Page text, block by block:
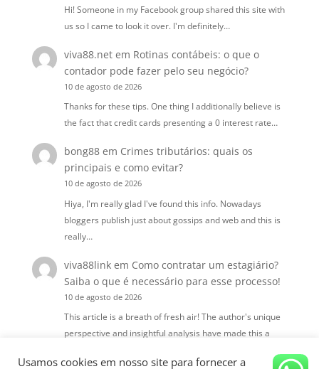
Hi! Someone in my Facebook group shared this site with
us so I came to look it over. I'm definitely…
viva88.net em Rotinas contábeis: o que o
contador pode fazer pelo seu negócio?
10 de agosto de 2026
Thanks for these tips. One thing I additionally believe is
the fact that credit cards presenting a 0 interest rate…
bong88 em Crimes tributários: quais os
principais e como evitar?
10 de agosto de 2026
Hiya, I'm really glad I've found this info. Nowadays
bloggers publish just about gossips and web and this is
really…
viva88link em Como contratar um estagiário?
Saiba o que é necessário para esse processo!
10 de agosto de 2026
This article is a breath of fresh air! The author's unique
perspective and insightful analysis have made this a
Usamos cookies em nosso site para fornecer a